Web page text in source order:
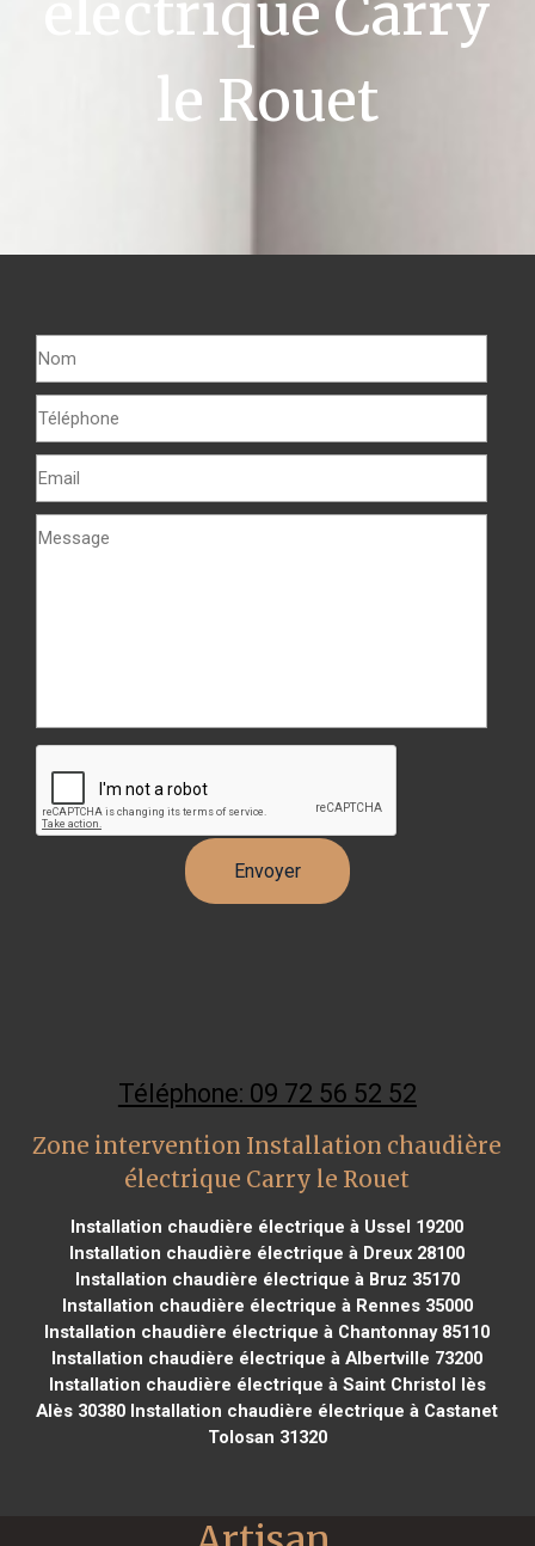
le Rouet
Téléphone: 09 72 56 52 52
Zone intervention Installation chaudière
électrique Carry le Rouet
Installation chaudière électrique à Ussel 19200
Installation chaudière électrique à Dreux 28100
Installation chaudière électrique à Bruz 35170
Installation chaudière électrique à Rennes 35000
Installation chaudière électrique à Chantonnay 85110
Installation chaudière électrique à Albertville 73200
Installation chaudière électrique à Saint Christol lès
Alès 30380 Installation chaudière électrique à Castanet
Tolosan 31320